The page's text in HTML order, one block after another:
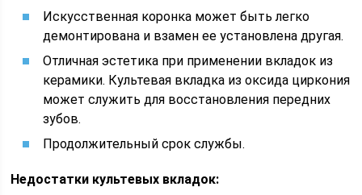
Искусственная коронка может быть легко
демонтирована и взамен ее установлена другая.
Отличная эстетика при применении вкладок из
керамики. Культевая вкладка из оксида циркония
может служить для восстановления передних
зубов.
Продолжительный срок службы.
Недостатки культевых вкладок: